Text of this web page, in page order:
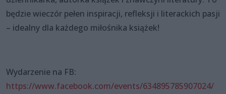
będzie wieczór pełen inspiracji, refleksji i literackich pasji
– idealny dla każdego miłośnika książek!
Wydarzenie na FB:
https://www.facebook.com/events/634895785907024/